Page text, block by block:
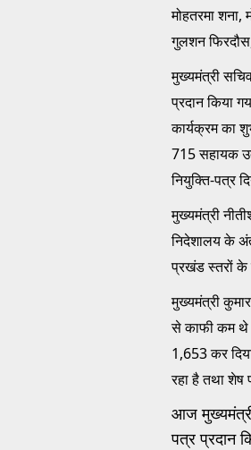
मोहतरमा शना,
गुलशन
मुख्यमंत्री
प्रदान किया
कार्यक्रम का
715 सहायक
नियुक्ति-पत्र
मुख्यमंत्री
निदेशालय के
प्रखंड स्तरों के
मुख्यमंत्री
से काफी कम
1,653 कर
रहा है तथा शेष
आज मुख्यमंत्री
पत्र प्रदान